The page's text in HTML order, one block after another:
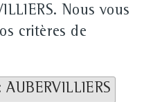
Nous vous
critères de